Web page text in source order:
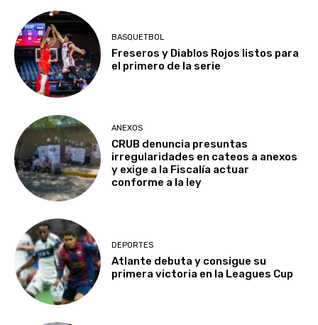
BASQUETBOL
Freseros y Diablos Rojos listos para
el primero de la serie
ANEXOS
CRUB denuncia presuntas
irregularidades en cateos a anexos
y exige a la Fiscalía actuar
conforme a la ley
DEPORTES
Atlante debuta y consigue su
primera victoria en la Leagues Cup